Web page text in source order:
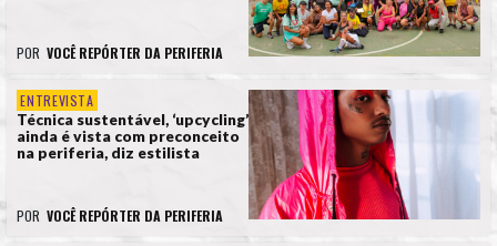
POR VOCÊ REPÓRTER DA PERIFERIA
ENTREVISTA
Técnica sustentável, ‘upcycling’
ainda é vista com preconceito
na periferia, diz estilista
POR VOCÊ REPÓRTER DA PERIFERIA